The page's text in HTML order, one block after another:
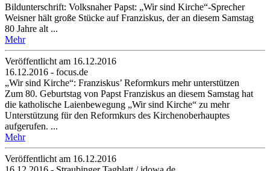
Bildunterschrift: Volksnaher Papst: „Wir sind Kirche“-Sprecher
Weisner hält große Stücke auf Franziskus, der an diesem Samstag
80 Jahre alt ...
Mehr
Veröffentlicht am 16­.12.2016
16.12.2016 - focus.de
„Wir sind Kirche“: Franziskus’ Reformkurs mehr unterstützen
Zum 80. Geburtstag von Papst Franziskus an diesem Samstag hat
die katholische Laienbewegung „Wir sind Kirche“ zu mehr
Unterstützung für den Reformkurs des Kirchenoberhauptes
aufgerufen. ...
Mehr
Veröffentlicht am 16­.12.2016